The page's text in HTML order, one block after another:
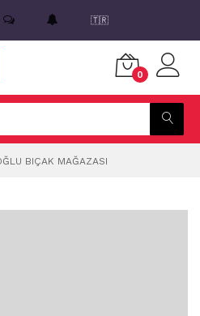
🇹🇷
0
BIÇAK MAĞAZASI